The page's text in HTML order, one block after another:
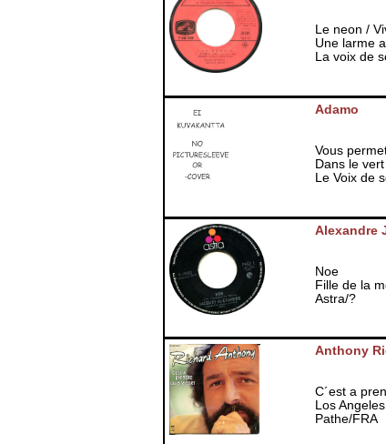
Le neon /
Une larme
La voix de
Adamo
Vous
Dans le
Le Voix de
Alexandre
Noe
Fille de la
Astra/?
Anthony
C´est a
Los Angeles
Pathe/FRA